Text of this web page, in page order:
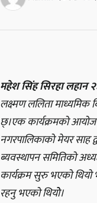
महेश सिंह सिरहा लहान
लक्ष्मण ललिता माध्यमिक
छ्।एक कार्यक्रमको
नगरपालिकाको मेयर साह
ब्यवस्थापन समितिको
कार्यक्रम सुरु भएको
रहनु भएको थियोे।